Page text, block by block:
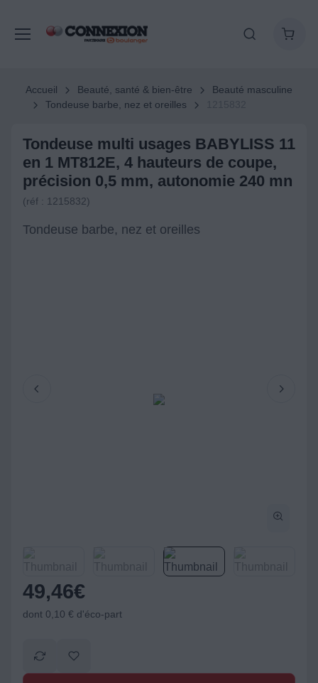
Accueil Beauté, santé & bien-être
Beauté masculine
Tondeuse barbe, nez et oreilles
Tondeuse multi usages BABYLISS 11
en 1 MT812E, 4 hauteurs de coupe,
précision 0,5 mm, autonomie 240 mn
(réf : 1215832)
Tondeuse barbe, nez et oreilles
49,46€
dont 0,10 € d'éco-part